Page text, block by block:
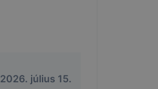
2026. július 15.